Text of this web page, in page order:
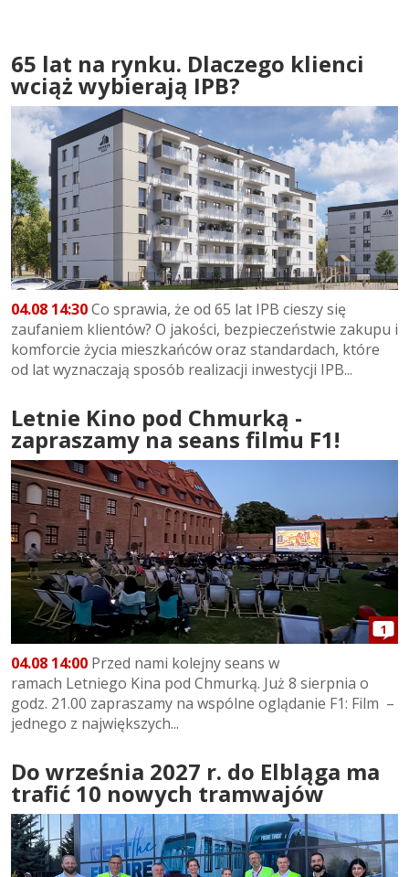
65 lat na rynku. Dlaczego klienci
wciąż wybierają IPB?
04.08 14:30Co sprawia, że od 65 lat IPB cieszy się
zaufaniem klientów? O jakości, bezpieczeństwie zakupu i
komforcie życia mieszkańców oraz standardach, które
od lat wyznaczają sposób realizacji inwestycji IPB...
Letnie Kino pod Chmurką -
zapraszamy na seans filmu F1!
1
04.08 14:00 Przed nami kolejny seans w
ramach Letniego Kina pod Chmurką. Już 8 sierpnia o
godz. 21.00 zapraszamy na wspólne oglądanie F1: Film –
jednego z największych...
Do września 2027 r. do Elbląga ma
trafić 10 nowych tramwajów